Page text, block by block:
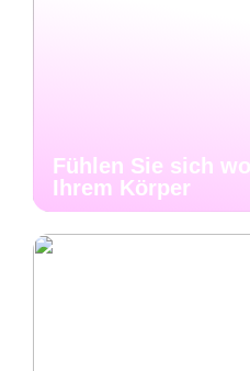
Fühlen Sie sich
Ihrem Körper